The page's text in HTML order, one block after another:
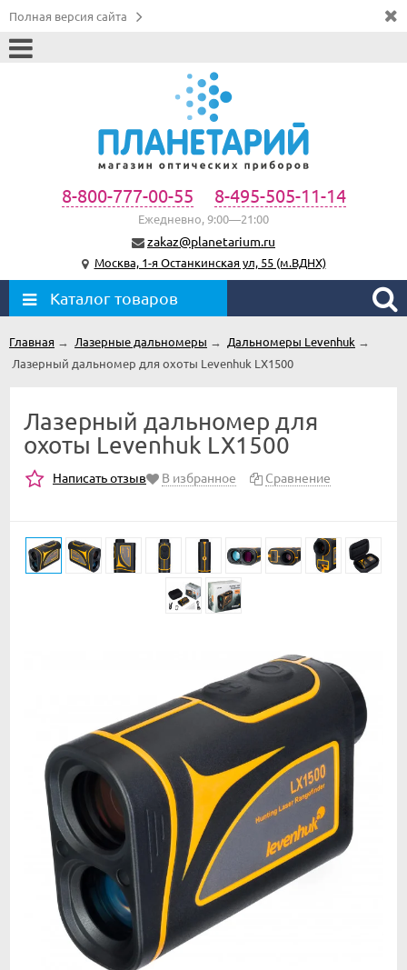
Полная версия сайта
8-800-777-00-55 8-495-505-11-14
Ежедневно, 9:00—21:00
zakaz@planetarium.ru
Москва, 1-я Останкинская ул, 55 (м.ВДНХ)
Каталог товаров
Главная → Лазерные дальномеры → Дальномеры Levenhuk →
Лазерный дальномер для охоты Levenhuk LX1500
Лазерный дальномер для
охоты Levenhuk LX1500
Написать отзыв В избранное Сравнение